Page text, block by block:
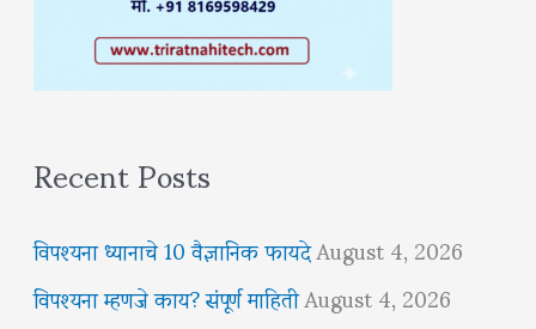
Recent Posts
विपश्यना ध्यानाचे 10 वैज्ञानिक फायदेAugust 4, 2026
विपश्यना म्हणजे काय? संपूर्ण माहितीAugust 4, 2026